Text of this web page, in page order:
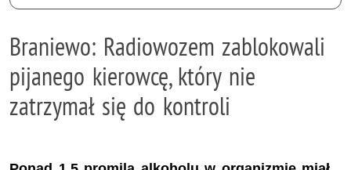
Braniewo: Radiowozem zablokowali
pijanego kierowcę, który nie
zatrzymał się do kontroli